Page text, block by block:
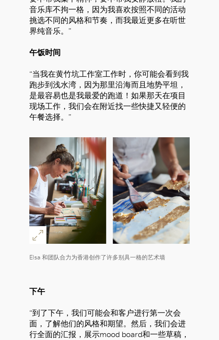
音乐库不拘一格，因为我喜欢按照不同的活动
挑选不同的风格和节奏，而我最近更多在听世
界纯音乐。”
午饭时间
“当我在黄竹坑工作室工作时，你可能会看到我
跑步到浅水湾，因为那里沿海而且地势平坦，
是最容易也是我最爱的跑道！如果那天在项目
现场工作，我们会在附近找一些快捷又轻便的
午餐选择。”
Elsa 和团队合力为香港创作了许多别具一格的艺术墙
下午
“到了下午，我们可能会和客户进行第一次会
面，了解他们的风格和期望。然后，我们会进
行全面的汇报，展示mood board和一些草稿，
好